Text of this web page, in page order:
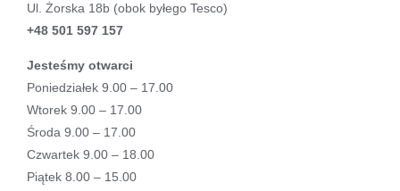
Ul. Żorska 18b (obok byłego Tesco)
+48 501 597 157
Jesteśmy otwarci
Poniedziałek 9.00 – 17.00
Wtorek 9.00 – 17.00
Środa 9.00 – 17.00
Czwartek 9.00 – 18.00
Piątek 8.00 – 15.00